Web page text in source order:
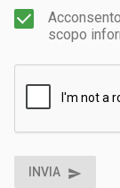
scopo
INVIA